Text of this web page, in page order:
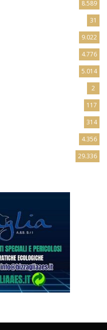
8.589
31
9.022
4.776
5.014
2
117
314
4.356
29.336